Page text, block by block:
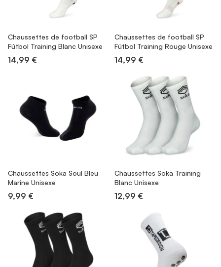
Chaussettes de football SP
Fútbol Training Blanc Unisexe
14,99 €
Chaussettes de football SP
Fútbol Training Rouge Unisexe
14,99 €
Chaussettes Soka Soul Bleu
Marine Unisexe
9,99 €
Chaussettes Soka Training
Blanc Unisexe
12,99 €